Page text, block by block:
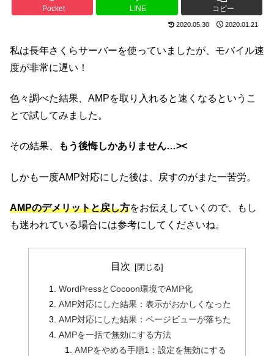
Pocket LINE コピー
2020.05.30 2020.01.21
私は長年さくらサーバーを使っていましたが、モバイル速
度が非常に遅い！
色々調べた結果、AMPを取り入れると速くなるというこ
とで試してみました。
その結果、 もう後悔しかありません…><
しかも一度AMP対応にした後は、戻すのがまた一苦労。
AMPのデメリットと戻し方をお伝えしていくので、もし
も迷われている場合には参考にしてくださいね。
目次
WordPressとCocoon環境でAMP化
AMP対応にした結果：表示がおかしくなった
AMP対応にした結果：ページビューが落ちた
AMPを一括で無効にする方法
AMPをやめる手順1：設定を無効にする